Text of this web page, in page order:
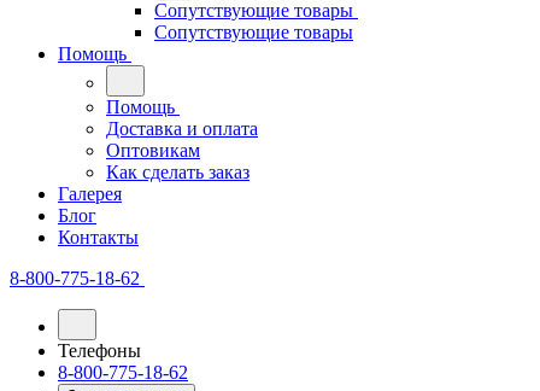
Сопутствующие товары
Сопутствующие товары
Помощь
Помощь
Доставка и оплата
Оптовикам
Как сделать заказ
Галерея
Блог
Контакты
8-800-775-18-62
Телефоны
8-800-775-18-62